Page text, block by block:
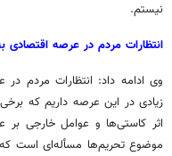
نیستم.
انتظارات مردم در عرصه
وی ادامه داد: انتظارات مردم
زیادی در این عرصه داریم که
اثر کاستی‌ها و عوامل خارجی
موضوع تحریم‌ها مسأله‌ای است